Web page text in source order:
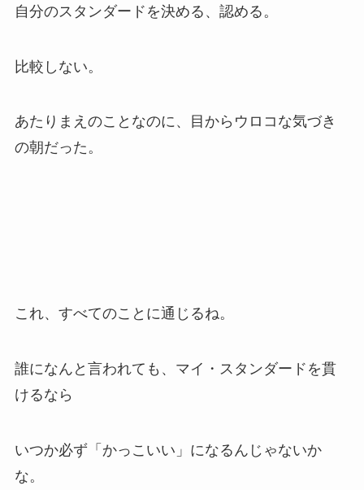
自分のスタンダードを決める、認める。
比較しない。
あたりまえのことなのに、目からウロコな気づき
の朝だった。
これ、すべてのことに通じるね。
誰になんと言われても、マイ・スタンダードを貫
けるなら
いつか必ず「かっこいい」になるんじゃないか
な。